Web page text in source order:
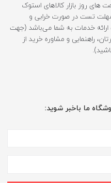
روز بازار کالاهای استوک
هستیم. همراه با 7 روز مهلت تست در صورت خرابی و
خدمات به شما می‌باشد (جهت
راهنمایی و مشاوره خرید از
ما باخبر شوید: